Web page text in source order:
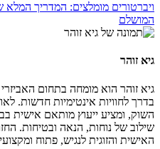
ויברטורים מומלצים: המדריך המלא
המושלם
גיא זוהר
גיא זוהר הוא מומחה בתחום האביזרי
בדרך לחוויות אינטימיות חדשות.
השוק, ומציע ייעוץ מותאם אישית
שילוב של נוחות, הנאה ובטיחות.
האישית והזוגית לנגיש, פתוח